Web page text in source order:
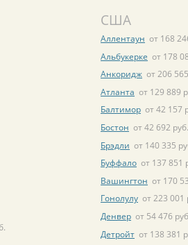
США
Аллентаун от 168
Альбукерке от 178
Анкоридж от 206
Атланта от 129 889
Балтимор от 42 157
Бостон от 42 692 руб.
Брэдли от 140 335
Буффало от 137 851
Вашингтон от 170
Гонолулу от 223 001
Денвер от 54 476
Детройт от 138 381